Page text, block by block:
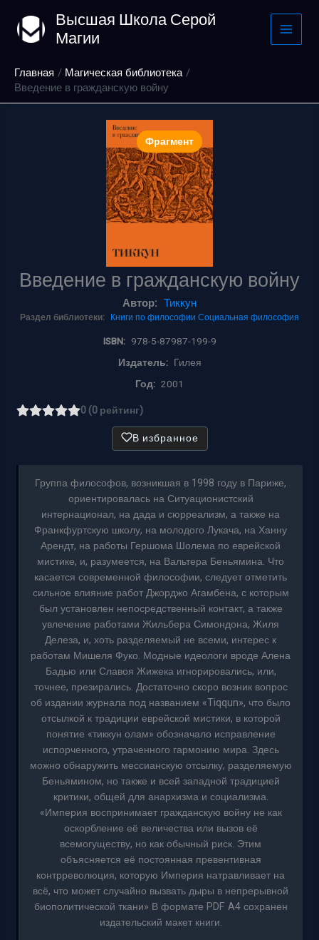
содержимому
Высшая Школа Серой
Магии
Главная
Магическая библиотека
Введение в гражданскую войну
Фрагмент
Введение в гражданскую войну
Автор: Тиккун
Раздел библиотеки: Книги по философии Социальная философия
ISBN: 978-5-87987-199-9
Издатель: Гилея
Год: 2001
0 (0 рейтинг)
В избранное
Группа философов, возникшая в 1998 году в Париже,
ориентировалась на Ситуационистский
интернационал, на дада и сюрреализм, а также на
Франкфуртскую школу, на молодого Лукача, на Ханну
Арендт, на работы Гершома Шолема по еврейской
мистике, и, разумеется, на Вальтера Беньямина. Что
касается современной философии, следует отметить
сильное влияние работ Джорджо Агамбена, с которым
был установлен непосредственный контакт, а также
увлечение работами Жильбера Симондона, Жиля
Делеза, и, хоть разделяемый не всеми, интерес к
работам Мишеля Фуко. Модные идеологи вроде Алена
Бадью или Славоя Жижека игнорировались, или,
точнее, презирались. Достаточно скоро возник вопрос
об издании журнала под названием «Tiqqun», что было
отсылкой к традиции еврейской мистики, в которой
понятие «тиккун олам» обозначало исправление
испорченного, утраченного гармонию мира. Здесь
можно обнаружить мессианскую отсылку, разделяемую
Беньямином, но также и всей западной традицией
критики, общей для анархизма и социализма.
«Империя воспринимает гражданскую войну не как
оскорбление её величества или вызов её
всемогуществу, но как обычный риск. Этим
объясняется её постоянная превентивная
контрреволюция, которую Империя натравливает на
всё, что может случайно вызвать дыры в непрерывной
биополитической ткани» В формате PDF A4 сохранен
издательский макет книги.